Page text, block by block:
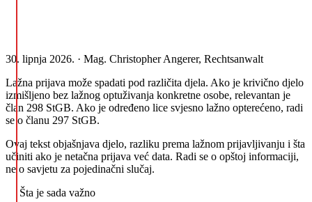
30. lipnja 2026. · Mag. Christopher Angerer, Rechtsanwalt
Lažna prijava može spadati pod različita djela. Ako je krivično djelo
izmišljeno bez lažnog optuživanja konkretne osobe, relevantan je
član 298 StGB. Ako je određeno lice svjesno lažno opterećeno, radi
se o članu 297 StGB.
Ovaj tekst objašnjava djelo, razliku prema lažnom prijavljivanju i šta
učiniti ako je netačna prijava već data. Radi se o opštoj informaciji,
ne o savjetu za pojedinačni slučaj.
Šta je sada važno